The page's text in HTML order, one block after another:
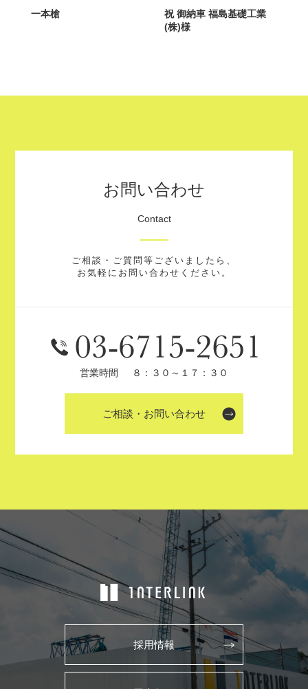
一本槍
祝 御納車 福島基礎工業
(株)様
お問い合わせ
Contact
ご相談・ご質問等ございましたら、
お気軽にお問い合わせください。
営業時間 ８：３０～１７：３０
ご相談・お問い合わせ
採用情報